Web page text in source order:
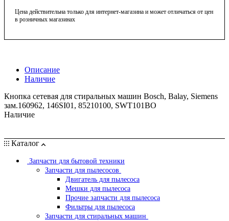
Цена действительна только для интернет-магазина и может отличаться от цен
в розничных магазинах
Описание
Наличие
Кнопка сетевая для стиральных машин Bosch, Balay, Siemens
зам.160962, 146SI01, 85210100, SWT101BO
Наличие
Каталог
Запчасти для бытовой техники
Запчасти для пылесосов
Двигатель для пылесоса
Мешки для пылесоса
Прочие запчасти для пылесоса
Фильтры для пылесоса
Запчасти для стиральных машин